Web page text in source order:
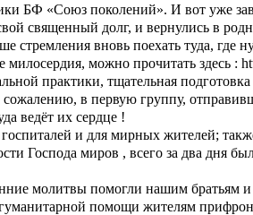
БФ «Союз поколений». И вот уже
священный долг, и вернулись в
стремления вновь поехать туда, где
можно прочитать здесь :
практики, тщательная
в первую группу,
ведёт их сердце !
и для мирных жителей;
Господа миров , всего за два дня
молитвы помогли нашим братьям и
помощи жителям